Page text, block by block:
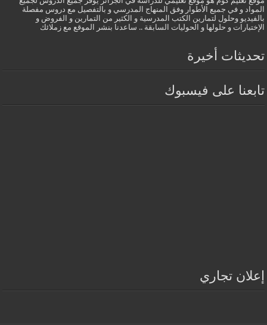
المواد و في جميع الأطوار وفق المنهاج المدرسي و بالتفصيل مع دروس مفصلة
بالفيديو وحلول لتمارين الكتب المدرسية و الكثير من التمارين و الفروض و
الإختبارات و حلولها و الحوليات السابقة .. ساعدنا بنشر الموقع مع زملائك
تحديثات أخيرة
تابعنا على فيسبوك
إعلان تجاري